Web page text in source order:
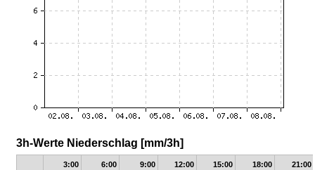
3h-Werte Niederschlag [mm/3h]
3:00 6:00 9:00 12:00 15:00 18:00 21:00